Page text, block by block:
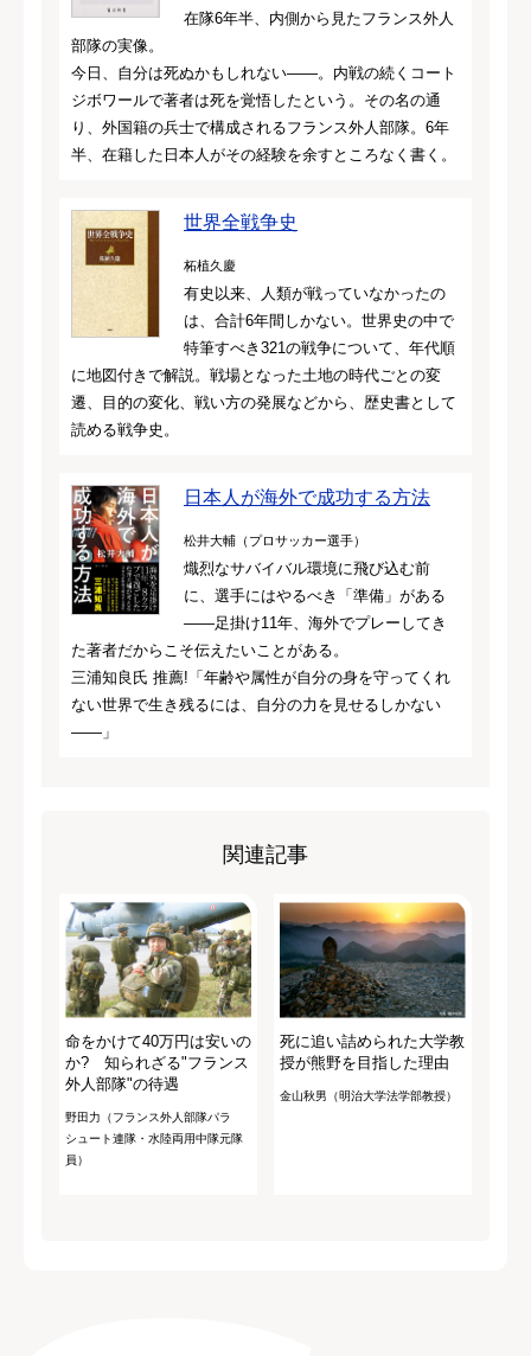
在隊6年半、内側から見たフランス外人
部隊の実像。
今日、自分は死ぬかもしれない――。内戦の続くコート
ジボワールで著者は死を覚悟したという。その名の通
り、外国籍の兵士で構成されるフランス外人部隊。6年
半、在籍した日本人がその経験を余すところなく書く。
世界全戦争史
柘植久慶
有史以来、人類が戦っていなかったの
は、合計6年間しかない。世界史の中で
特筆すべき321の戦争について、年代順
に地図付きで解説。戦場となった土地の時代ごとの変
遷、目的の変化、戦い方の発展などから、歴史書として
読める戦争史。
日本人が海外で成功する方法
松井大輔（プロサッカー選手）
熾烈なサバイバル環境に飛び込む前
に、選手にはやるべき「準備」がある
――足掛け11年、海外でプレーしてき
た著者だからこそ伝えたいことがある。
三浦知良氏 推薦!「年齢や属性が自分の身を守ってくれ
ない世界で生き残るには、自分の力を見せるしかない
――」
関連記事
命をかけて40万円は安いの
か? 知られざる"フランス
外人部隊"の待遇
野田力（フランス外人部隊パラ
シュート連隊・水陸両用中隊元隊
員）
死に追い詰められた大学教
授が熊野を目指した理由
金山秋男（明治大学法学部教授）